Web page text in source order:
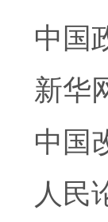
中国
新华
中国
人民